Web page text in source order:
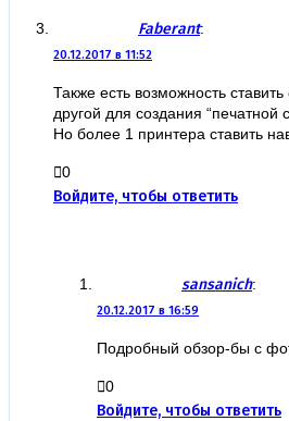
Faberant:
20.12.2017 в 11:52
Также есть возможность
другой для создания “печатной
Но более 1 принтера ставить
0
Войдите, чтобы ответить
sansanich:
20.12.2017 в 16:59
Подробный обзор-бы с
0
Войдите, чтобы ответить